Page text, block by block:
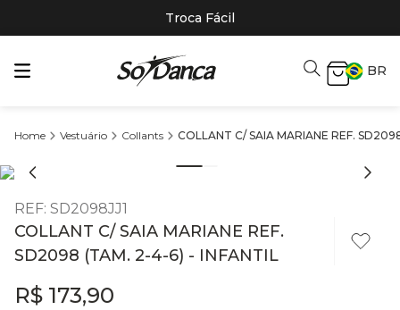
Troca Fácil
BR
Vestuário Collants COLLANT C/ SAIA MARIANE REF.
REF: SD2098JJ1
COLLANT C/ SAIA MARIANE REF.
SD2098 (TAM. 2-4-6) - INFANTIL
R$ 173,90